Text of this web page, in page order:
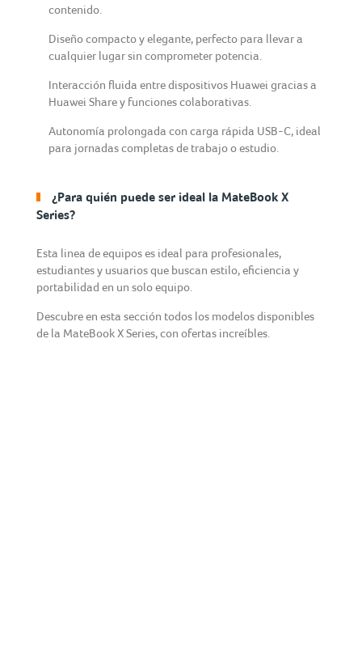
contenido.
Diseño compacto y elegante, perfecto para llevar a
cualquier lugar sin comprometer potencia.
Interacción fluida entre dispositivos Huawei gracias a
Huawei Share y funciones colaborativas.
Autonomía prolongada con carga rápida USB-C, ideal
para jornadas completas de trabajo o estudio.
¿Para quién puede ser ideal la MateBook X
Series?
Esta linea de equipos es ideal para profesionales,
estudiantes y usuarios que buscan estilo, eficiencia y
portabilidad en un solo equipo.
Descubre en esta sección todos los modelos disponibles
de la MateBook X Series, con ofertas increíbles.